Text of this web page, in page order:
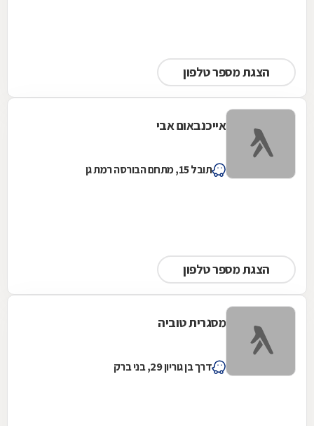
הצגת מספר טלפון
אייכנבאום אבי
תובל 15, מתחם הבורסה רמת גן
הצגת מספר טלפון
מסגרית טוביה
דרך בן גוריון 29, בני ברק